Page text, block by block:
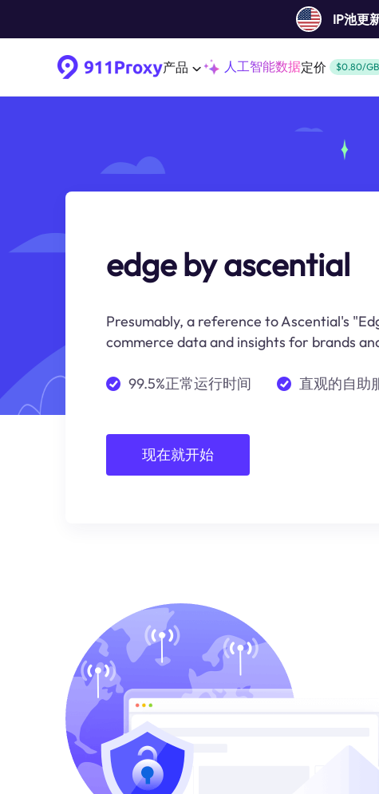
IP池更
产品 人工智能数据定价 $0.80/GB
edge by ascential
Presumably, a reference to Ascential's
commerce data and insights for brands
99.5%正常运行时间 直观的自助
现在就开始